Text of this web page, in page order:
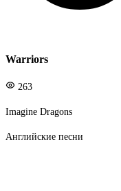
Warriors
263
Imagine Dragons
Английские песни